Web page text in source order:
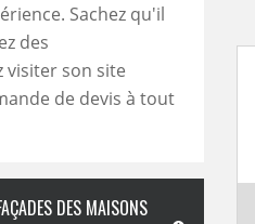
Sachez qu'il
des
visiter son site
de devis à tout
DES MAISONS